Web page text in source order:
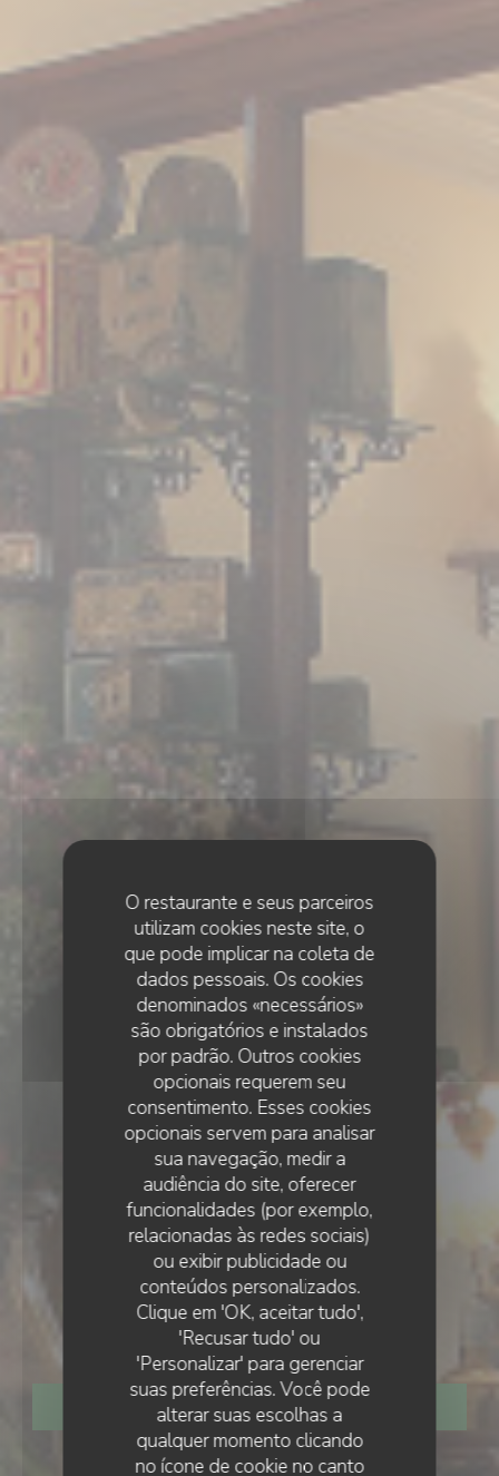
O restaurante e seus parceiros
utilizam cookies neste site, o
que pode implicar na coleta de
dados pessoais. Os cookies
denominados «necessários»
são obrigatórios e instalados
por padrão. Outros cookies
opcionais requerem seu
consentimento. Esses cookies
opcionais servem para analisar
sua navegação, medir a
audiência do site, oferecer
funcionalidades (por exemplo,
relacionadas às redes sociais)
ou exibir publicidade ou
conteúdos personalizados.
Clique em 'OK, aceitar tudo',
'Recusar tudo' ou
'Personalizar' para gerenciar
suas preferências. Você pode
alterar suas escolhas a
qualquer momento clicando
no ícone de cookie no canto
• PARIS
Le P'tit Troquet
RESERVAR UMA MESA